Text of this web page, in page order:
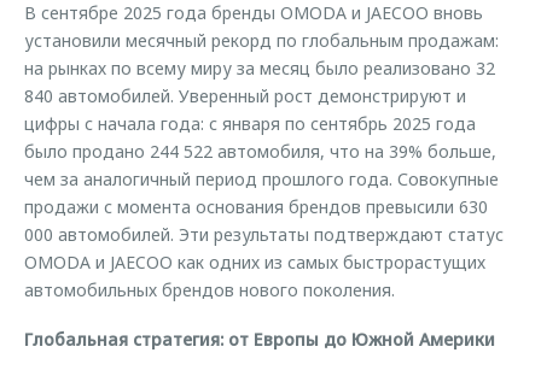
Трейд-ин
Калькулятор трейд-ин
Оригинальные аксессуары
Запчасти
В сентябре 2025 года бренды OMODA и JAECOO вновь
установили месячный рекорд по глобальным продажам:
на рынках по всему миру за месяц было реализовано 32
840 автомобилей. Уверенный рост демонстрируют и
цифры с начала года: с января по сентябрь 2025 года
было продано 244 522 автомобиля, что на 39% больше,
чем за аналогичный период прошлого года. Совокупные
продажи с момента основания брендов превысили 630
000 автомобилей. Эти результаты подтверждают статус
OMODA и JAECOO как одних из самых быстрорастущих
автомобильных брендов нового поколения.
Глобальная стратегия: от Европы до Южной Америки